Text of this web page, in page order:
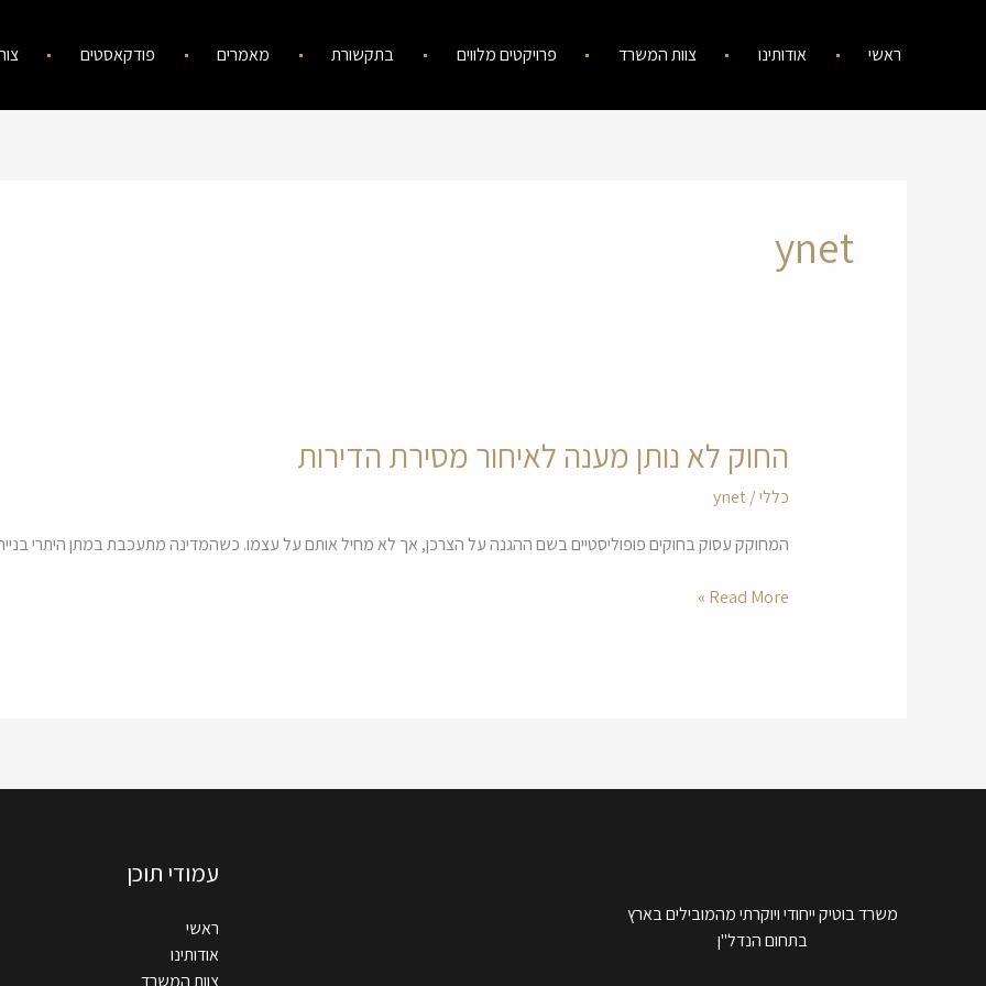
ראשי אודותינו צוות המשרד פרויקטים מלווים בתקשורת מאמרים פודקאסטים
ynet
החוק לא נותן מענה לאיחור מסירת הדירות
כללי/
ynet
המחוקק עסוק בחוקים פופוליסטיים בשם ההגנה על הצרכן, אך לא מחיל אותם על עצמו. כשהמדינה מתעכבת במתן היתרי
החוק
לא
נותן
לאיחור
הדירות
Read More »
משרד בוטיק ייחודי ויוקרתי מהמובילים בארץ
בתחום הנדל"ן
עמודי תוכן
ראשי
אודותינו
צוות המשרד